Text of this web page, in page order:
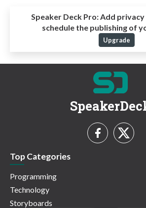
Speaker Deck Pro:Add
schedule the publishing of
Upgrade
Top Categories
Programming
Technology
Storyboards